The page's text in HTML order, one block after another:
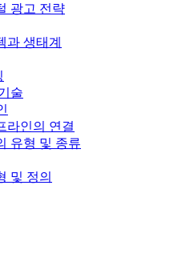
광고 전략
과 생태계
술
라인의 연결
유형 및 종류
및 정의